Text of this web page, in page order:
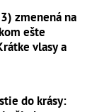
zmenená na
ešte
vlasy a
do krásy: